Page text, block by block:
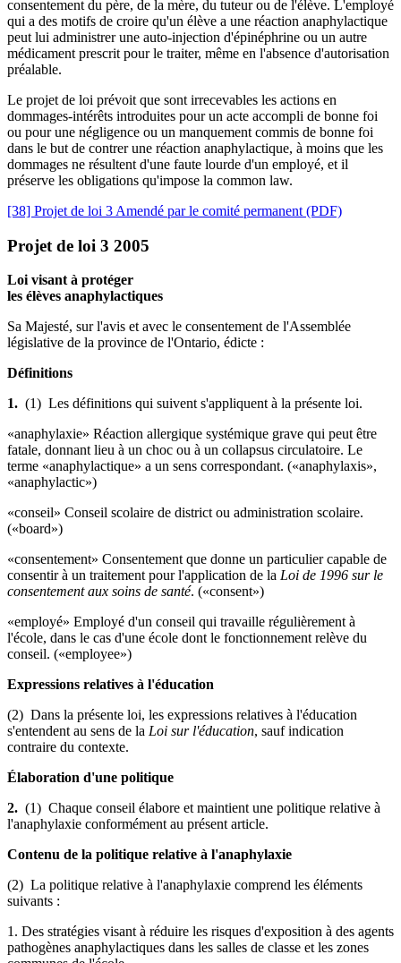
consentement du père, de la mère, du tuteur ou de l'élève. L'employé
qui a des motifs de croire qu'un élève a une réaction anaphylactique
peut lui administrer une auto-injection d'épinéphrine ou un autre
médicament prescrit pour le traiter, même en l'absence d'autorisation
préalable.
Le projet de loi prévoit que sont irrecevables les actions en
dommages-intérêts introduites pour un acte accompli de bonne foi
ou pour une négligence ou un manquement commis de bonne foi
dans le but de contrer une réaction anaphylactique, à moins que les
dommages ne résultent d'une faute lourde d'un employé, et il
préserve les obligations qu'impose la common law.
[38] Projet de loi 3 Amendé par le comité permanent (PDF)
Projet de loi 3 2005
Loi visant à protéger
les élèves anaphylactiques
Sa Majesté, sur l'avis et avec le consentement de l'Assemblée
législative de la province de l'Ontario, édicte :
Définitions
1. (1) Les définitions qui suivent s'appliquent à la présente loi.
«anaphylaxie» Réaction allergique systémique grave qui peut être
fatale, donnant lieu à un choc ou à un collapsus circulatoire. Le
terme «anaphylactique» a un sens correspondant. («anaphylaxis»,
«anaphylactic»)
«conseil» Conseil scolaire de district ou administration scolaire.
(«board»)
«consentement» Consentement que donne un particulier capable de
consentir à un traitement pour l'application de la Loi de 1996 sur le
consentement aux soins de santé. («consent»)
«employé» Employé d'un conseil qui travaille régulièrement à
l'école, dans le cas d'une école dont le fonctionnement relève du
conseil. («employee»)
Expressions relatives à l'éducation
(2) Dans la présente loi, les expressions relatives à l'éducation
s'entendent au sens de la Loi sur l'éducation, sauf indication
contraire du contexte.
Élaboration d'une politique
2. (1) Chaque conseil élabore et maintient une politique relative à
l'anaphylaxie conformément au présent article.
Contenu de la politique relative à l'anaphylaxie
(2) La politique relative à l'anaphylaxie comprend les éléments
suivants :
1. Des stratégies visant à réduire les risques d'exposition à des agents
pathogènes anaphylactiques dans les salles de classe et les zones